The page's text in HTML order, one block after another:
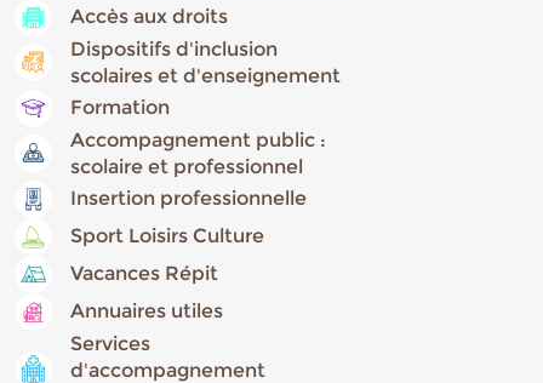
Accès aux droits
Dispositifs d'inclusion
scolaires et d'enseignement
Formation
Accompagnement public :
scolaire et professionnel
Insertion professionnelle
Sport Loisirs Culture
Vacances Répit
Annuaires utiles
Services
d'accompagnement